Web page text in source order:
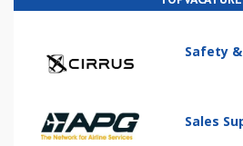
Safety
Sales